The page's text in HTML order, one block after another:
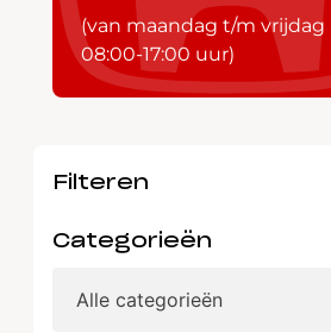
(van maandag t/m vrijdag
08:00-17:00 uur)
Filteren
Categorieën